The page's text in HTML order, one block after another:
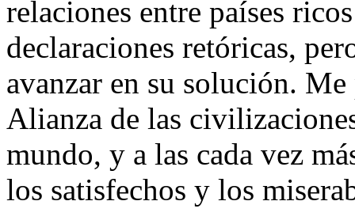
relaciones entre países
declaraciones retóricas,
avanzar en su solución.
Alianza de las
mundo, y a las cada vez
los satisfechos y los